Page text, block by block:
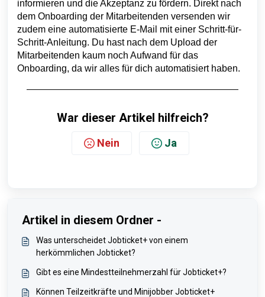
informieren und die Akzeptanz zu fördern. Direkt nach
dem Onboarding der Mitarbeitenden versenden wir
zudem eine automatisierte E-Mail mit einer Schritt-für-
Schritt-Anleitung. Du hast nach dem Upload der
Mitarbeitenden kaum noch Aufwand für das
Onboarding, da wir alles für dich automatisiert haben.
War dieser Artikel hilfreich?
Nein Ja
Artikel in diesem Ordner -
Was unterscheidet Jobticket+ von einem
herkömmlichen Jobticket?
Gibt es eine Mindestteilnehmerzahl für Jobticket+?
Können Teilzeitkräfte und Minijobber Jobticket+